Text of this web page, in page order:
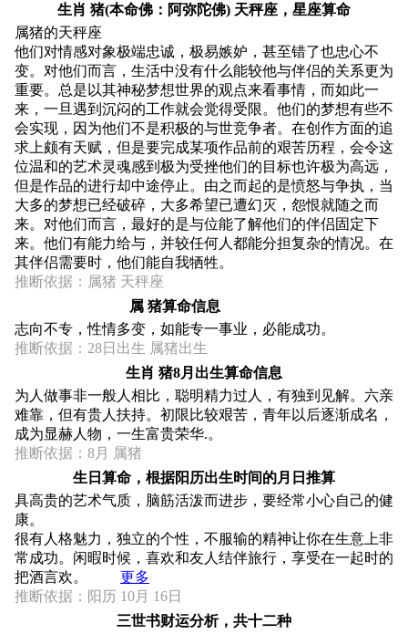
生肖 猪(本命佛：阿弥陀佛) 天秤座，星座算命
属猪的天秤座
他们对情感对象极端忠诚，极易嫉妒，甚至错了也忠心不
变。对他们而言，生活中没有什么能较他与伴侣的关系更为
重要。总是以其神秘梦想世界的观点来看事情，而如此一
来，一旦遇到沉闷的工作就会觉得受限。他们的梦想有些不
会实现，因为他们不是积极的与世竞争者。在创作方面的追
求上颇有天赋，但是要完成某项作品前的艰苦历程，会令这
位温和的艺术灵魂感到极为受挫他们的目标也许极为高远，
但是作品的进行却中途停止。由之而起的是愤怒与争执，当
大多的梦想已经破碎，大多希望已遭幻灭，怨恨就随之而
来。对他们而言，最好的是与位能了解他们的伴侣固定下
来。他们有能力给与，并较任何人都能分担复杂的情况。在
其伴侣需要时，他们能自我牺牲。
推断依据：属猪 天秤座
属 猪算命信息
志向不专，性情多变，如能专一事业，必能成功。
推断依据：28日出生 属猪出生
生肖 猪8月出生算命信息
为人做事非一般人相比，聪明精力过人，有独到见解。六亲
难靠，但有贵人扶持。初限比较艰苦，青年以后逐渐成名，
成为显赫人物，一生富贵荣华.。
推断依据：8月 属猪
生日算命，根据阳历出生时间的月日推算
具高贵的艺术气质，脑筋活泼而进步，要经常小心自己的健
康。
很有人格魅力，独立的个性，不服输的精神让你在生意上非
常成功。闲暇时候，喜欢和友人结伴旅行，享受在一起时的
把酒言欢。 更多
推断依据：阳历 10月 16日
三世书财运分析，共十二种